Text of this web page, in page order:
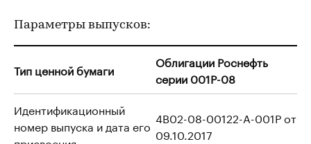
Параметры выпусков:
Тип ценной бумаги
Облигации Роснефть
серии 001P-08
Идентификационный
номер выпуска и дата его 4B02-08-00122-A-001P от
09.10.2017